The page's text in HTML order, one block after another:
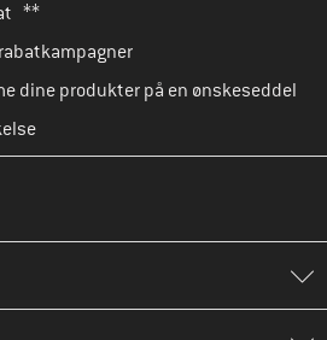
**
dine produkter på en ønskeseddel